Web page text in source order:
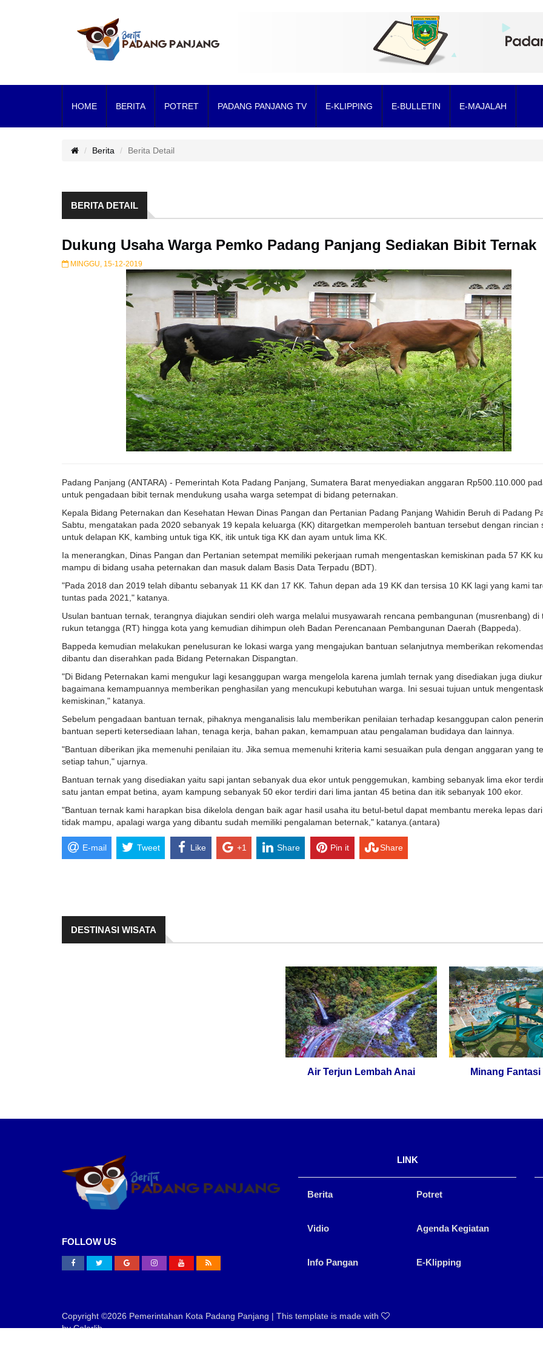
HOME BERITA POTRET PADANG PANJANG TV E-KLIPPING E-BULLETIN E-MAJALAH
Berita Berita Detail
BERITA DETAIL
Dukung Usaha Warga Pemko Padang Panjang Sediakan Bibit Ternak
MINGGU, 15-12-2019
Padang Panjang (ANTARA) - Pemerintah Kota Padang Panjang, Sumatera Barat menyediakan anggaran Rp500.110.000
untuk pengadaan bibit ternak mendukung usaha warga setempat di bidang peternakan.
Kepala Bidang Peternakan dan Kesehatan Hewan Dinas Pangan dan Pertanian Padang Panjang Wahidin Beruh di Padang
Sabtu, mengatakan pada 2020 sebanyak 19 kepala keluarga (KK) ditargetkan memperoleh bantuan tersebut dengan rincian
untuk delapan KK, kambing untuk tiga KK, itik untuk tiga KK dan ayam untuk lima KK.
Ia menerangkan, Dinas Pangan dan Pertanian setempat memiliki pekerjaan rumah mengentaskan kemiskinan pada 57 KK
mampu di bidang usaha peternakan dan masuk dalam Basis Data Terpadu (BDT).
"Pada 2018 dan 2019 telah dibantu sebanyak 11 KK dan 17 KK. Tahun depan ada 19 KK dan tersisa 10 KK lagi yang kami
tuntas pada 2021," katanya.
Usulan bantuan ternak, terangnya diajukan sendiri oleh warga melalui musyawarah rencana pembangunan (musrenbang) di
rukun tetangga (RT) hingga kota yang kemudian dihimpun oleh Badan Perencanaan Pembangunan Daerah (Bappeda).
Bappeda kemudian melakukan penelusuran ke lokasi warga yang mengajukan bantuan selanjutnya memberikan
dibantu dan diserahkan pada Bidang Peternakan Dispangtan.
"Di Bidang Peternakan kami mengukur lagi kesanggupan warga mengelola karena jumlah ternak yang disediakan juga diukur
bagaimana kemampuannya memberikan penghasilan yang mencukupi kebutuhan warga. Ini sesuai tujuan untuk
kemiskinan," katanya.
Sebelum pengadaan bantuan ternak, pihaknya menganalisis lalu memberikan penilaian terhadap kesanggupan calon
bantuan seperti ketersediaan lahan, tenaga kerja, bahan pakan, kemampuan atau pengalaman budidaya dan lainnya.
"Bantuan diberikan jika memenuhi penilaian itu. Jika semua memenuhi kriteria kami sesuaikan pula dengan anggaran yang
setiap tahun," ujarnya.
Bantuan ternak yang disediakan yaitu sapi jantan sebanyak dua ekor untuk penggemukan, kambing sebanyak lima ekor
satu jantan empat betina, ayam kampung sebanyak 50 ekor terdiri dari lima jantan 45 betina dan itik sebanyak 100 ekor.
"Bantuan ternak kami harapkan bisa dikelola dengan baik agar hasil usaha itu betul-betul dapat membantu mereka lepas
tidak mampu, apalagi warga yang dibantu sudah memiliki pengalaman beternak," katanya.(antara)
E-mail Tweet Like +1 Share Pin it Share
DESTINASI WISATA
Air Terjun Lembah Anai Minang Fantasi
FOLLOW US
LINK
Berita Potret
Vidio Agenda Kegiatan
Info Pangan E-Klipping
Copyright ©2026 Pemerintahan Kota Padang Panjang | This template is made with
byColorlib